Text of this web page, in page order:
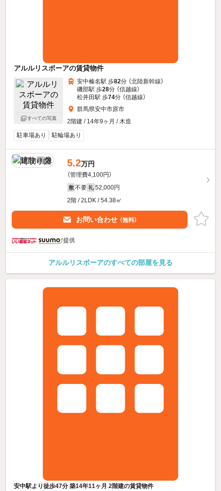
アルルリスボーアの賃貸物件
すべての写真
安中榛名駅 歩82分 （北陸新幹線）
磯部駅 歩28分 （信越線）
松井田駅 歩74分 （信越線）
群馬県安中市原市
2階建 / 14年9ヶ月 / 木造
駐車場あり
駐輪場あり
5.2万円
（管理費4,100円）
敷 不要 礼 52,000円
2階 / 2LDK / 54.38㎡
お問い合わせ （無料）
提供
アルルリスボーアのすべての部屋を見る
安中駅より徒歩47分 築14年11ヶ月 2階建の賃貸物件